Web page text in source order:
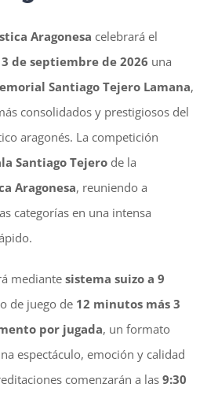
Aragonesa celebrará el
de septiembre de 2026 una
Santiago Tejero Lamana,
consolidados y prestigiosos del
aragonés. La competición
Santiago Tejero de la
Aragonesa, reuniendo a
categorías en una intensa
mediante sistema suizo a 9
de juego de 12 minutos más 3
por jugada, un formato
espectáculo, emoción y calidad
comenzarán a las 9:30